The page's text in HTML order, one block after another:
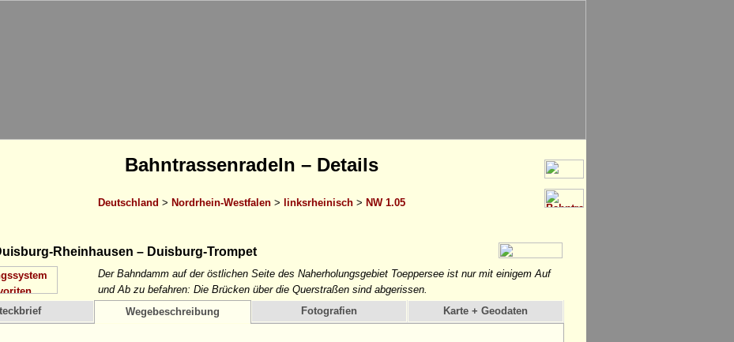
Bahntrassenradeln – Details
Deutschland > Nordrhein-Westfalen> linksrheinisch> NW 1.05
Rheinhausen – Duisburg-Trompet
Der Bahndamm auf der östlichen Seite des Naherholungsgebiet Toeppersee ist nur mit einigem Auf
und Ab zu befahren: Die Brücken über die Querstraßen sind abgerissen.
Wegebeschreibung Fotografien Karte + Geodaten